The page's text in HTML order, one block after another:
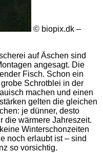
© biopix.dk –
auf Äschen sind
angesagt. Die
Fisch. Schon ein
Schrotblei in der
machen und einen
gelten die gleichen
je dünner, desto
die wärmere Jahreszeit.
Winterschonzeiten
noch erlaubt ist – sind
so vorsichtig.